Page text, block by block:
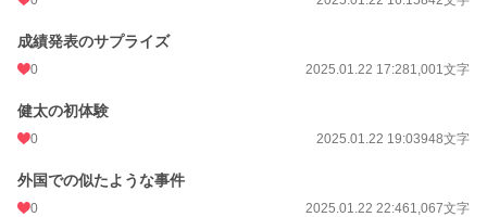
成績発表のサプライズ
0 2025.01.22 17:281,001文字
健太の初体験
0 2025.01.22 19:03948文字
外国での似たような事件
0 2025.01.22 22:461,067文字